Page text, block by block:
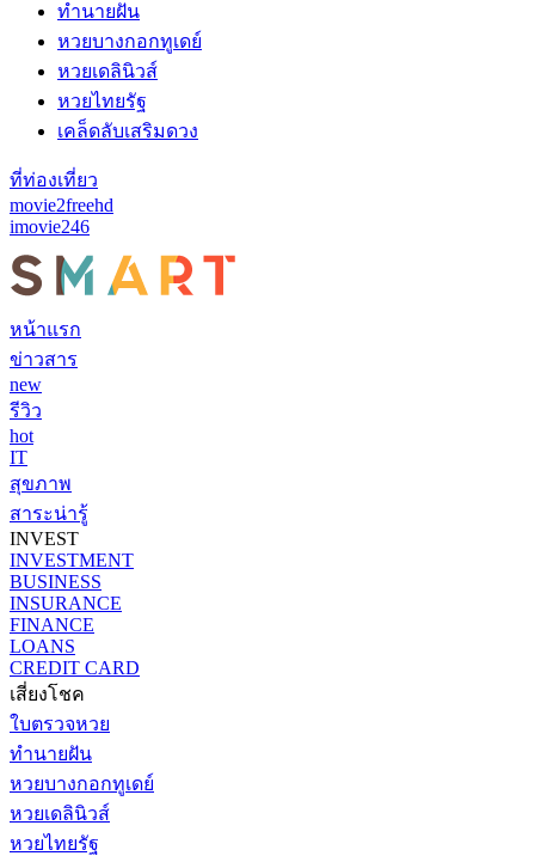
ทำนายฝัน
หวยบางกอกทูเดย์
หวยเดลินิวส์
หวยไทยรัฐ
เคล็ดลับเสริมดวง
ที่ท่องเที่ยว
movie2freehd
imovie246
หน้าแรก
ข่าวสาร
new
รีวิว
hot
IT
สุขภาพ
สาระน่ารู้
INVEST
INVESTMENT
BUSINESS
INSURANCE
FINANCE
LOANS
CREDIT CARD
เสี่ยงโชค
ใบตรวจหวย
ทำนายฝัน
หวยบางกอกทูเดย์
หวยเดลินิวส์
หวยไทยรัฐ